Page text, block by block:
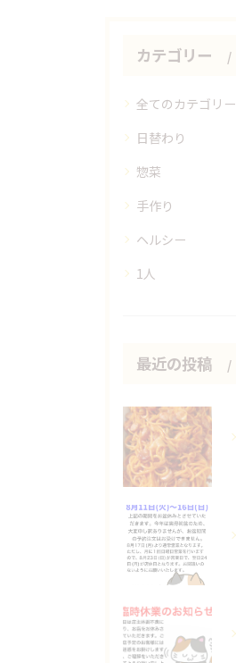
カテゴリー
全てのカテゴリー
日替わり
惣菜
手作り
ヘルシー
1人
最近の投稿